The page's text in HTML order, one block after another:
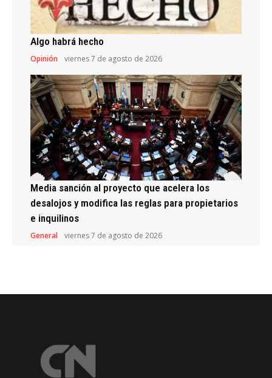
Algo habrá hecho
Opinión viernes 7 de agosto de 2026
Media sanción al proyecto que acelera los
desalojos y modifica las reglas para propietarios
e inquilinos
General viernes 7 de agosto de 2026